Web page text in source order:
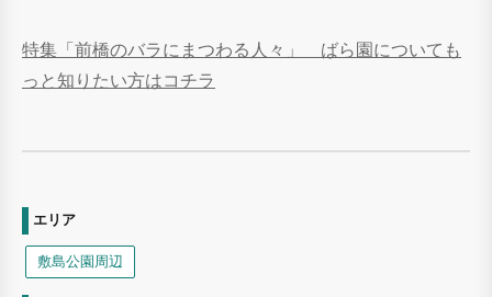
特集「前橋のバラにまつわる人々」 ばら園についても
っと知りたい方はコチラ
エリア
敷島公園周辺